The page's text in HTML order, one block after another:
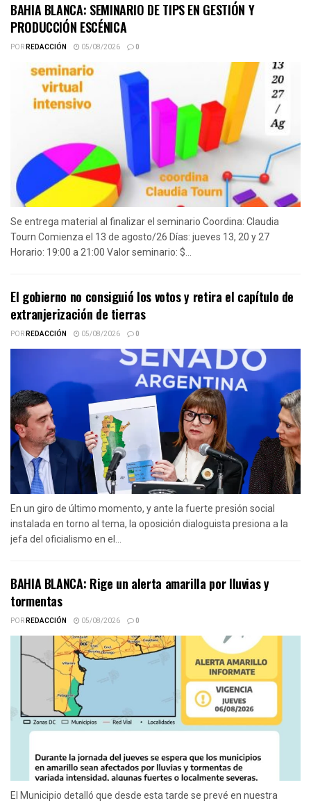
BAHIA BLANCA: SEMINARIO DE TIPS EN GESTIÓN Y
PRODUCCIÓN ESCÉNICA
PORREDACCIÓN 05/08/2026 0
Se entrega material al finalizar el seminario Coordina: Claudia
Tourn Comienza el 13 de agosto/26 Días: jueves 13, 20 y 27
Horario: 19:00 a 21:00 Valor seminario: $...
El gobierno no consiguió los votos y retira el capítulo de
extranjerización de tierras
PORREDACCIÓN 05/08/2026 0
En un giro de último momento, y ante la fuerte presión social
instalada en torno al tema, la oposición dialoguista presiona a la
jefa del oficialismo en el...
BAHIA BLANCA: Rige un alerta amarilla por lluvias y
tormentas
PORREDACCIÓN 05/08/2026 0
El Municipio detalló que desde esta tarde se prevé en nuestra